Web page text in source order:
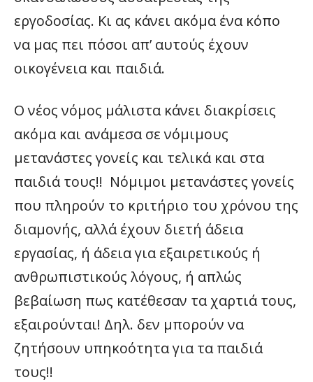
εργοδοσίας. Κι ας κάνει ακόμα ένα κόπο
να μας πει πόσοι απ’ αυτούς έχουν
οικογένεια και παιδιά.
Ο νέος νόμος μάλιστα κάνει διακρίσεις
ακόμα και ανάμεσα σε νόμιμους
μετανάστες γονείς και τελικά και στα
παιδιά τους!! Νόμιμοι μετανάστες γονείς
που πληρούν το κριτήριο του χρόνου της
διαμονής, αλλά έχουν διετή άδεια
εργασίας, ή άδεια για εξαιρετικούς ή
ανθρωπιστικούς λόγους, ή απλώς
βεβαίωση πως κατέθεσαν τα χαρτιά τους,
εξαιρούνται! Δηλ. δεν μπορούν να
ζητήσουν υπηκοότητα για τα παιδιά
τους!!